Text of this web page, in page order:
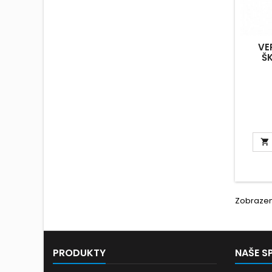

PRODUKTY NAŠE